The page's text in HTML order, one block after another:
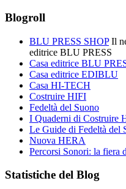
Blogroll
BLU PRESS SHOPIl
editrice BLU PRESS
Casa editrice BLU
Casa editrice EDIBLU
Casa HI-TECH
Costruire HIFI
Fedeltà del Suono
I Quaderni di Costruire
Le Guide di Fedeltà del
Nuova HERA
Percorsi Sonori: la fiera
Statistiche del Blog